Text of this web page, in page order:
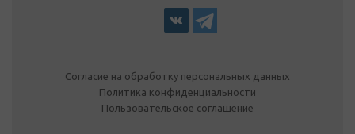
Согласие на обработку персональных данных
Политика конфиденциальности
Пользовательское соглашение